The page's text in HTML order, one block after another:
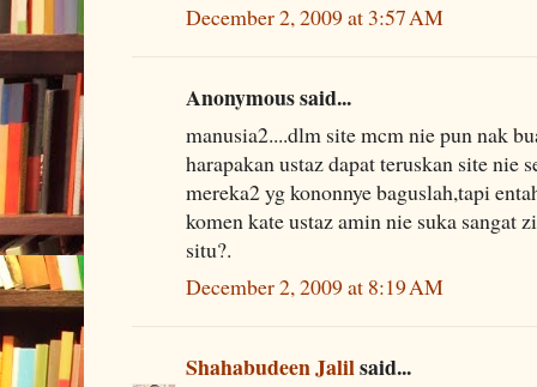
December 2, 2009 at 3:57 AM
Anonymous said...
manusia2....dlm site mcm nie pun nak
harapakan ustaz dapat teruskan site nie
mereka2 yg kononnye baguslah,tapi
komen kate ustaz amin nie suka sangat
situ?.
December 2, 2009 at 8:19 AM
Shahabudeen Jalilsaid...